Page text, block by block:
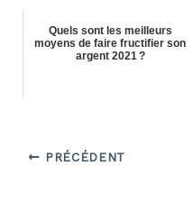
Quels sont les meilleurs
moyens de faire fructifier son
argent 2021 ?
PRÉCÉDENT